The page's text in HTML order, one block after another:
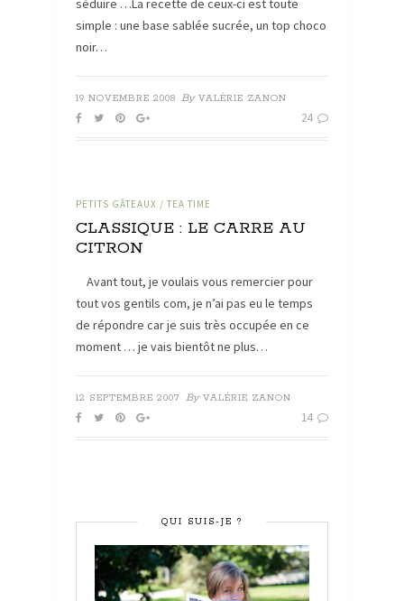
séduire …La recette de ceux-ci est toute
simple : une base sablée sucrée, un top choco
noir…
19 NOVEMBRE 2008 By VALÉRIE ZANON
24
PETITS GÂTEAUX / TEA TIME
CLASSIQUE : LE CARRE AU
CITRON
Avant tout, je voulais vous remercier pour
tout vos gentils com, je n’ai pas eu le temps
de répondre car je suis très occupée en ce
moment … je vais bientôt ne plus…
12 SEPTEMBRE 2007 By VALÉRIE ZANON
14
QUI SUIS-JE ?